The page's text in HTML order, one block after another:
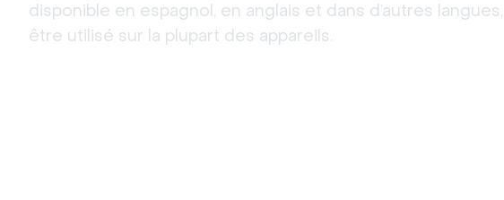
disponible en espagnol, en anglais et dans d’autres
être utilisé sur la plupart des appareils.